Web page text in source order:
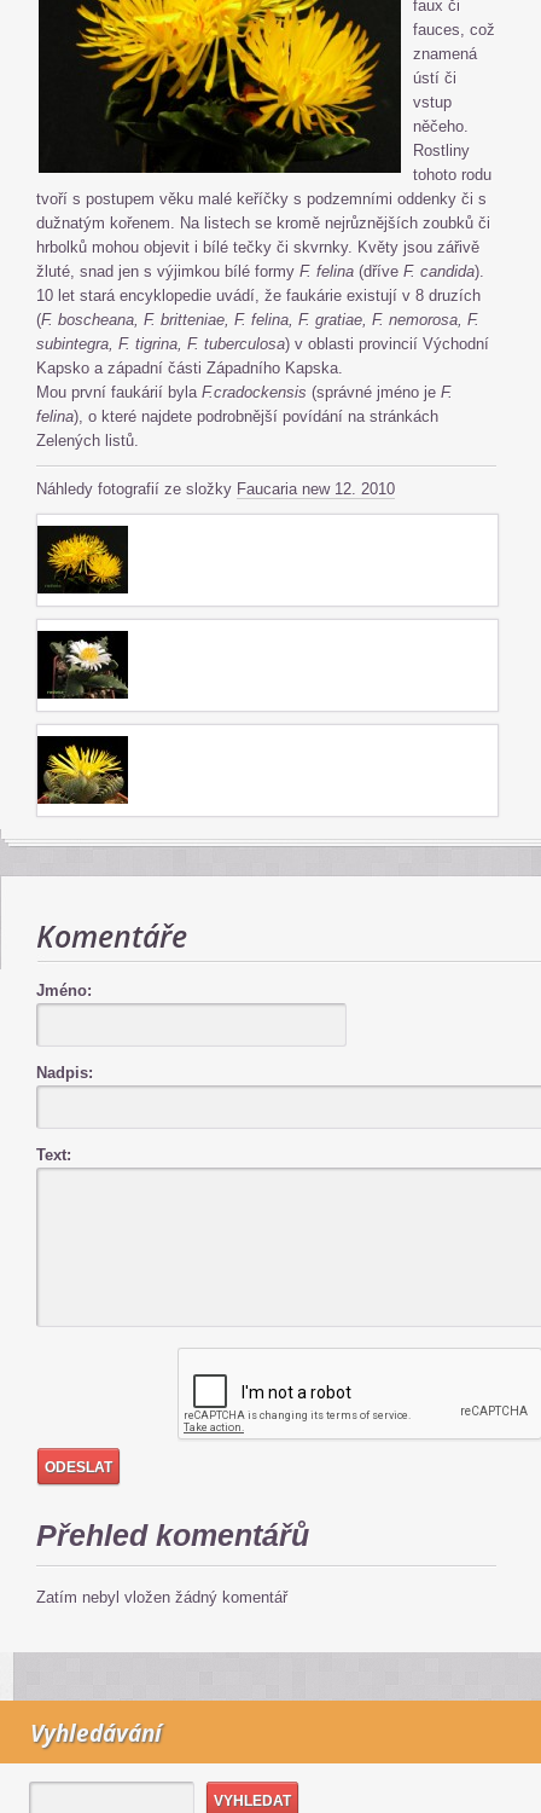
faux či
fauces, což
znamená
ústí či
vstup
něčeho.
Rostliny
tohoto rodu
tvoří s postupem věku malé keříčky s podzemními oddenky či s
dužnatým kořenem. Na listech se kromě nejrůznějších zoubků či
hrbolků mohou objevit i bílé tečky či skvrnky. Květy jsou zářivě
žluté, snad jen s výjimkou bílé formy F. felina (dříve F. candida).
10 let stará encyklopedie uvádí, že faukárie existují v 8 druzích
(F. boscheana, F. britteniae, F. felina, F. gratiae, F. nemorosa, F.
subintegra, F. tigrina, F. tuberculosa) v oblasti provincií Východní
Kapsko a západní části Západního Kapska.
Mou první faukárií byla F.cradockensis (správné jméno je F.
felina), o které najdete podrobnější povídání na stránkách
Zelených listů.
Náhledy fotografií ze složky Faucaria new 12. 2010
Komentáře
Jméno:
Nadpis:
Text:
Přehled komentářů
Zatím nebyl vložen žádný komentář
Vyhledávání